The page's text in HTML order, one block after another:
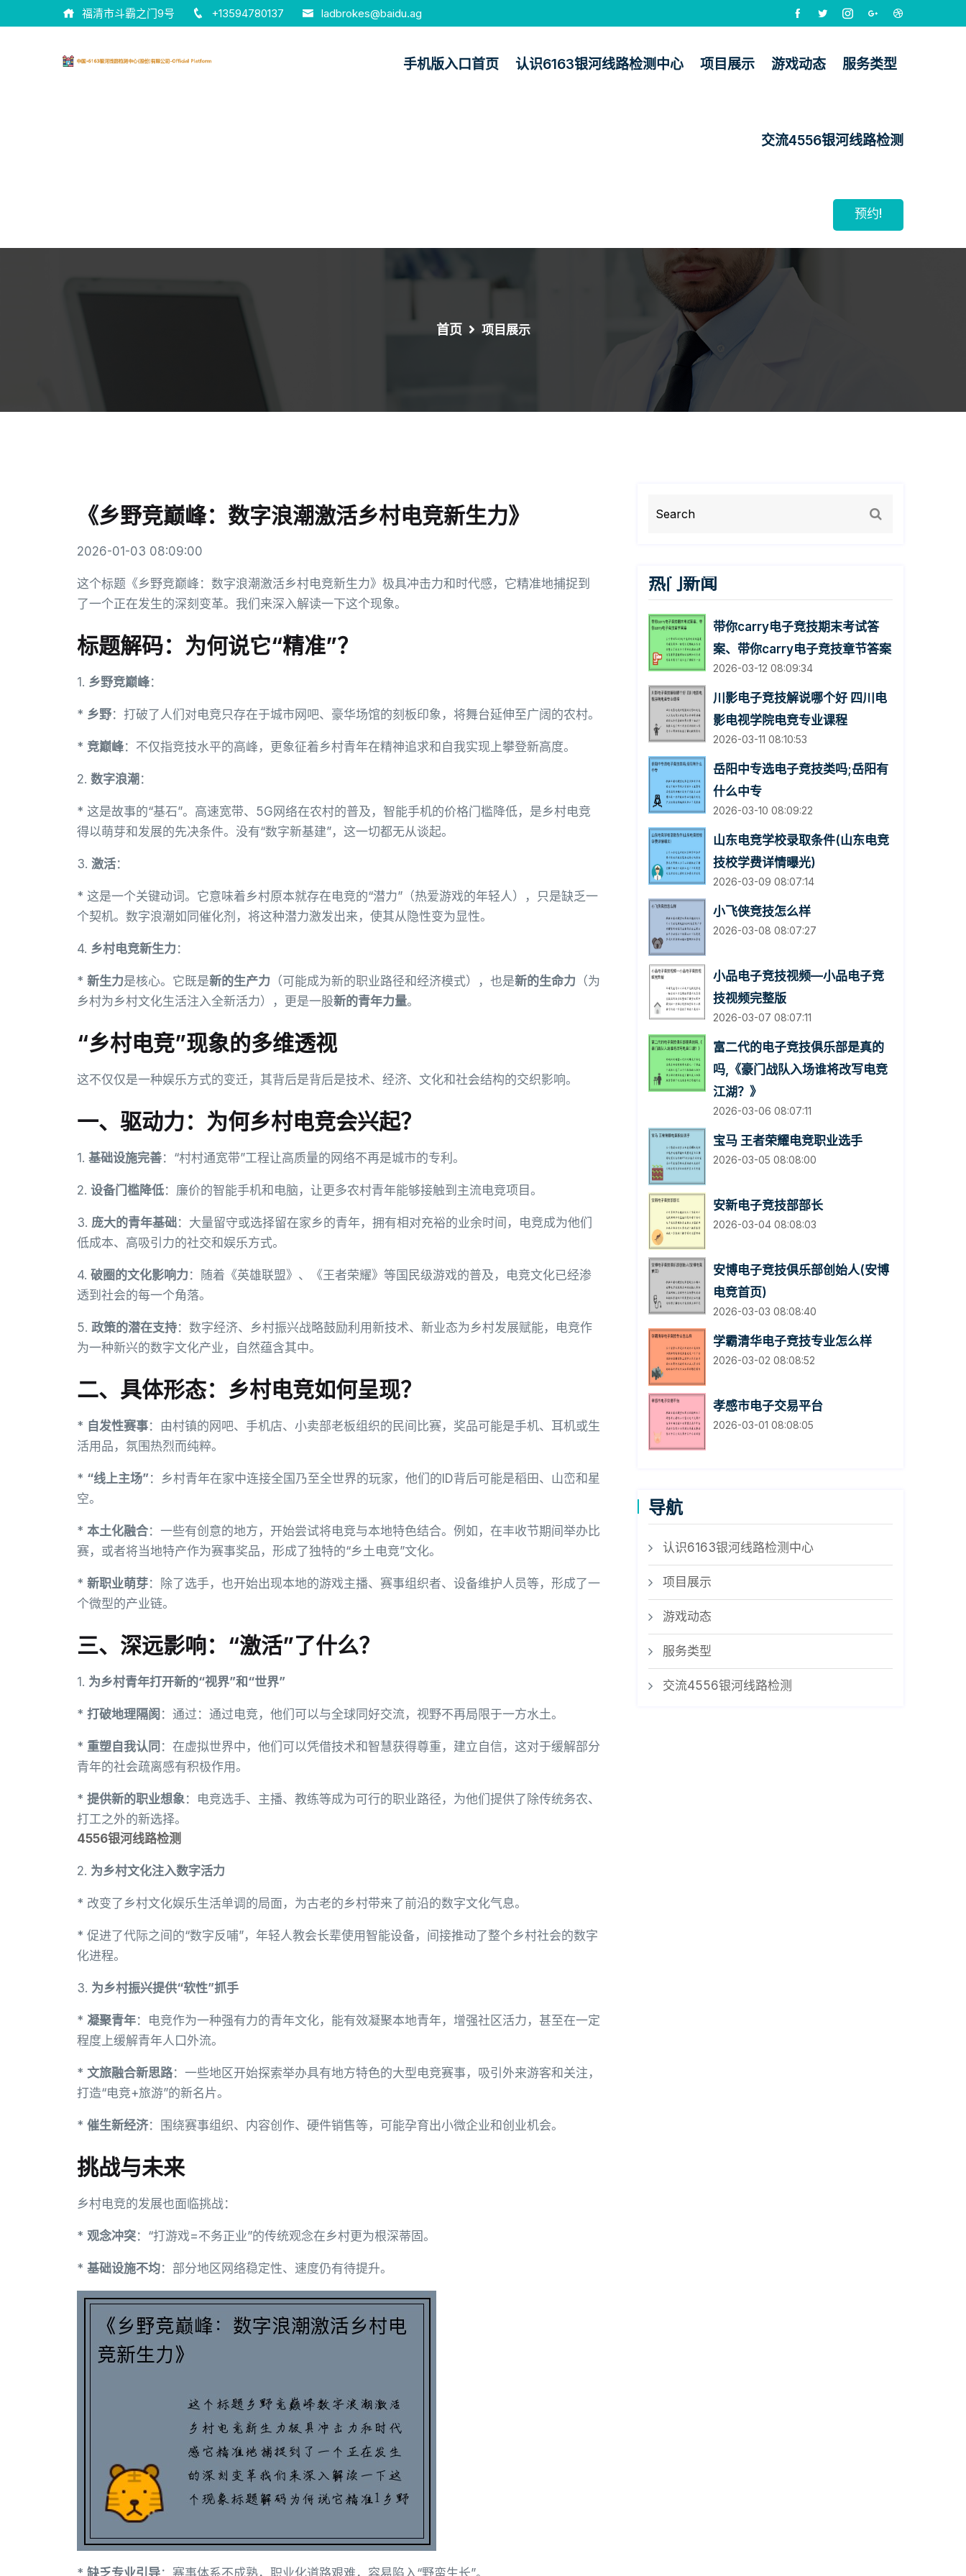
福清市斗霸之门9号 +13594780137 ladbrokes@baidu.ag
手机版入口首页 认识6163银河线路检测中心 项目展示 游戏动态 服务类型
交流4556银河线路检测
预约!
首页 项目展示
《乡野竞巅峰：数字浪潮激活乡村电竞新生力》
2026-01-03 08:09:00
这个标题《乡野竞巅峰：数字浪潮激活乡村电竞新生力》极具冲击力和时代感，它精准地捕捉到
了一个正在发生的深刻变革。我们来深入解读一下这个现象。
标题解码：为何说它“精准”？
1. 乡野竞巅峰：
* 乡野：打破了人们对电竞只存在于城市网吧、豪华场馆的刻板印象，将舞台延伸至广阔的农村。
* 竞巅峰：不仅指竞技水平的高峰，更象征着乡村青年在精神追求和自我实现上攀登新高度。
2. 数字浪潮 ：
* 这是故事的“基石”。高速宽带、5G网络在农村的普及，智能手机的价格门槛降低，是乡村电竞
得以萌芽和发展的先决条件。没有“数字新基建”，这一切都无从谈起。
3. 激活：
* 这是一个关键动词。它意味着乡村原本就存在电竞的“潜力”（热爱游戏的年轻人），只是缺乏一
个契机。数字浪潮如同催化剂，将这种潜力激发出来，使其从隐性变为显性。
4. 乡村电竞新生力 ：
* 新生力是核心。它既是新的生产力 （可能成为新的职业路径和经济模式），也是新的生命力 （为
乡村为乡村文化生活注入全新活力），更是一股新的青年力量。
“乡村电竞”现象的多维透视
这不仅仅是一种娱乐方式的变迁，其背后是背后是技术、经济、文化和社会结构的交织影响。
一、驱动力：为何乡村电竞会兴起？
1. 基础设施完善：“村村通宽带”工程让高质量的网络不再是城市的专利。
2. 设备门槛降低：廉价的智能手机和电脑，让更多农村青年能够接触到主流电竞项目。
3. 庞大的青年基础：大量留守或选择留在家乡的青年，拥有相对充裕的业余时间，电竞成为他们
低成本、高吸引力的社交和娱乐方式。
4. 破圈的文化影响力 ：随着《英雄联盟》、《王者荣耀》等国民级游戏的普及，电竞文化已经渗
透到社会的每一个角落。
5. 政策的潜在支持：数字经济、乡村振兴战略鼓励利用新技术、新业态为乡村发展赋能，电竞作
为一种新兴的数字文化产业，自然蕴含其中。
二、具体形态：乡村电竞如何呈现？
* 自发性赛事：由村镇的网吧、手机店、小卖部老板组织的民间比赛，奖品可能是手机、耳机或生
活用品，氛围热烈而纯粹。
* “线上主场”：乡村青年在家中连接全国乃至全世界的玩家，他们的ID背后可能是稻田、山峦和星
空。
* 本土化融合：一些有创意的地方，开始尝试将电竞与本地特色结合。例如，在丰收节期间举办比
赛，或者将当地特产作为赛事奖品，形成了独特的“乡土电竞”文化。
* 新职业萌芽：除了选手，也开始出现本地的游戏主播、赛事组织者、设备维护人员等，形成了一
个微型的产业链。
三、深远影响：“激活”了什么？
1. 为乡村青年打开新的“视界”和“世界”
* 打破地理隔阂 ：通过：通过电竞，他们可以与全球同好交流，视野不再局限于一方水土。
* 重塑自我认同 ：在虚拟世界中，他们可以凭借技术和智慧获得尊重，建立自信，这对于缓解部分
青年的社会疏离感有积极作用。
* 提供新的职业想象：电竞选手、主播、教练等成为可行的职业路径，为他们提供了除传统务农、
打工之外的新选择。
4556银河线路检测
2. 为乡村文化注入数字活力
* 改变了乡村文化娱乐生活单调的局面，为古老的乡村带来了前沿的数字文化气息。
* 促进了代际之间的“数字反哺”，年轻人教会长辈使用智能设备，间接推动了整个乡村社会的数字
化进程。
3. 为乡村振兴提供“软性”抓手
* 凝聚青年：电竞作为一种强有力的青年文化，能有效凝聚本地青年，增强社区活力，甚至在一定
程度上缓解青年人口外流。
* 文旅融合新思路：一些地区开始探索举办具有地方特色的大型电竞赛事，吸引外来游客和关注，
打造“电竞+旅游”的新名片。
* 催生新经济：围绕赛事组织、内容创作、硬件销售等，可能孕育出小微企业和创业机会。
挑战与未来
乡村电竞的发展也面临挑战：
* 观念冲突：“打游戏=不务正业”的传统观念在乡村更为根深蒂固。
* 基础设施不均：部分地区网络稳定性、速度仍有待提升。
* 缺乏专业引导：赛事体系不成熟，职业化道路艰难，容易陷入“野蛮生长”。
热门新闻
带你carry电子竞技期末考试答
案、带你carry电子竞技章节答案
2026-03-12 08:09:34
川影电子竞技解说哪个好 四川电
影电视学院电竞专业课程
2026-03-11 08:10:53
岳阳中专选电子竞技类吗;岳阳有
什么中专
2026-03-10 08:09:22
山东电竞学校录取条件(山东电竞
技校学费详情曝光)
2026-03-09 08:07:14
小飞侠竞技怎么样
2026-03-08 08:07:27
小品电子竞技视频—小品电子竞
技视频完整版
2026-03-07 08:07:11
富二代的电子竞技俱乐部是真的
吗,《豪门战队入场谁将改写电竞
江湖？》
2026-03-06 08:07:11
宝马 王者荣耀电竞职业选手
2026-03-05 08:08:00
安新电子竞技部部长
2026-03-04 08:08:03
安博电子竞技俱乐部创始人(安博
电竞首页)
2026-03-03 08:08:40
学霸清华电子竞技专业怎么样
2026-03-02 08:08:52
孝感市电子交易平台
2026-03-01 08:08:05
导航
认识6163银河线路检测中心
项目展示
游戏动态
服务类型
交流4556银河线路检测